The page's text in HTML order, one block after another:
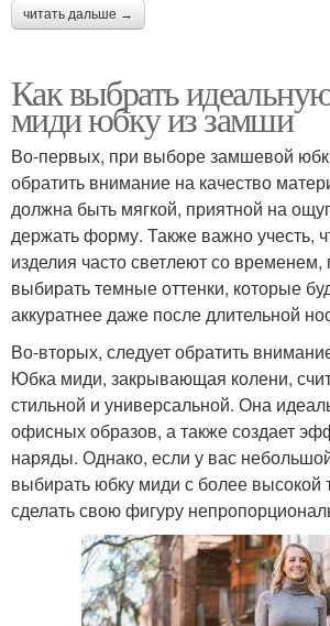
читать дальше →
Как выбрать
миди юбку из замши
Во-первых, при выборе замшевой
обратить внимание на качество
должна быть мягкой, приятной на
держать форму. Также важно учесть,
изделия часто светлеют со
выбирать темные оттенки, которые
аккуратнее даже после длительной
Во-вторых, следует обратить
Юбка миди, закрывающая колени,
стильной и универсальной. Она
офисных образов, а также создает
наряды. Однако, если у вас
выбирать юбку миди с более высокой
сделать свою фигуру